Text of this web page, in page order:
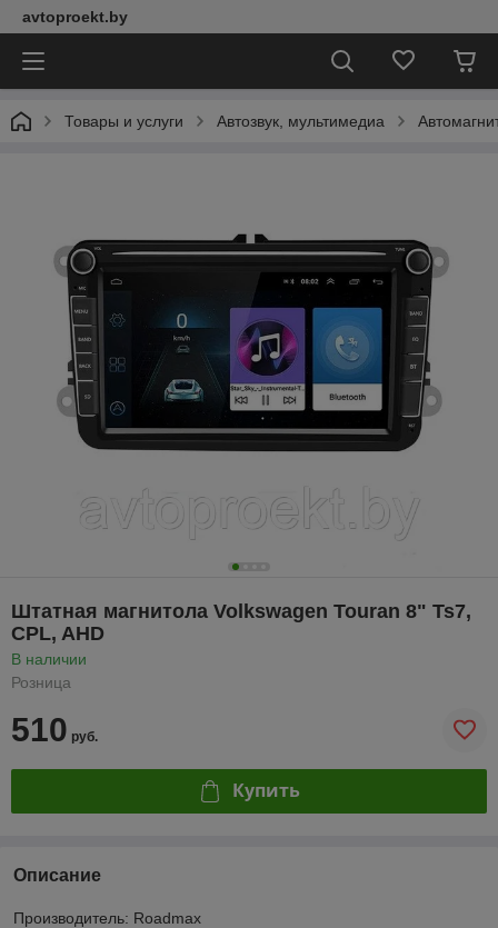
avtoproekt.by
Товары и услуги Автозвук, мультимедиа
Штатная магнитола Volkswagen Touran 8" Ts7,
CPL, AHD
В наличии
Розница
510 руб.
Купить
Описание
Производитель: Roadmax